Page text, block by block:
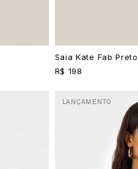
Saia Kate Fab Preto
R$ 198
LANÇAMENTO